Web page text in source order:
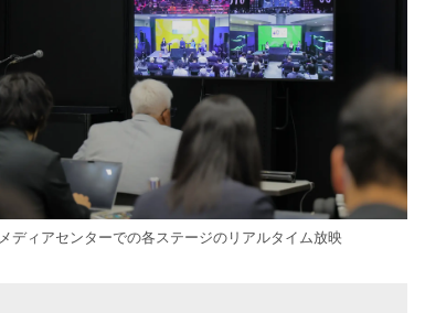
メディアセンターでの各ステージのリアルタイム放映